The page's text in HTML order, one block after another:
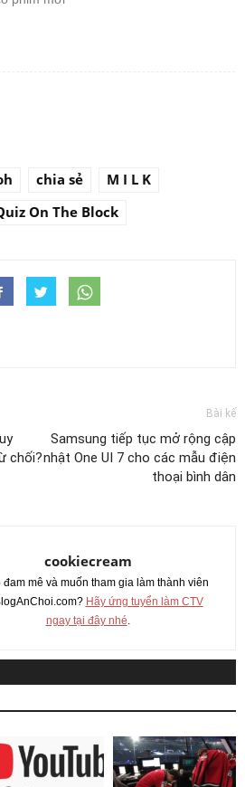
chia sẻ
M I L K
On The Block
chối?
Bài kế
Samsung tiếp tục mở rộng cập
nhật One UI 7 cho các mẫu điện
thoại bình dân
cookiecream
đam mê và muốn tham gia làm thành viên
Hãy ứng tuyển làm CTV
ngay tại đây nhé